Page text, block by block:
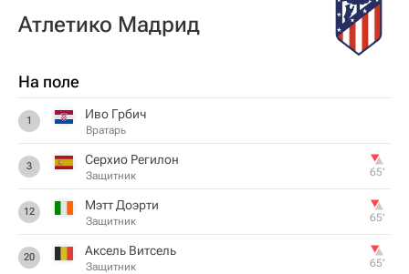
Атлетико Мадрид
На поле
1 Иво Грбич
Вратарь
3 Серхио Регилон
Защитник 65‎’‎
12 Мэтт Доэрти
Защитник 65‎’‎
20 Аксель Витсель
Защитник 65‎’‎